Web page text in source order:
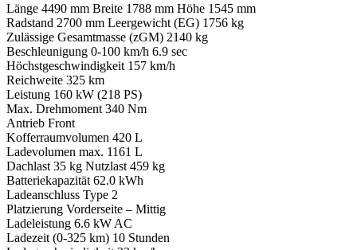
Länge 4490 mm Breite 1788 mm Höhe 1545 mm
Radstand 2700 mm Leergewicht (EG) 1756 kg
Zulässige Gesamtmasse (zGM) 2140 kg
Beschleunigung 0-100 km/h 6.9 sec
Höchstgeschwindigkeit 157 km/h
Reichweite 325 km
Leistung 160 kW (218 PS)
Max. Drehmoment 340 Nm
Antrieb Front
Kofferraumvolumen 420 L
Ladevolumen max. 1161 L
Dachlast 35 kg Nutzlast 459 kg
Batteriekapazität 62.0 kWh
Ladeanschluss Type 2
Platzierung Vorderseite – Mittig
Ladeleistung 6.6 kW AC
Ladezeit (0-325 km) 10 Stunden